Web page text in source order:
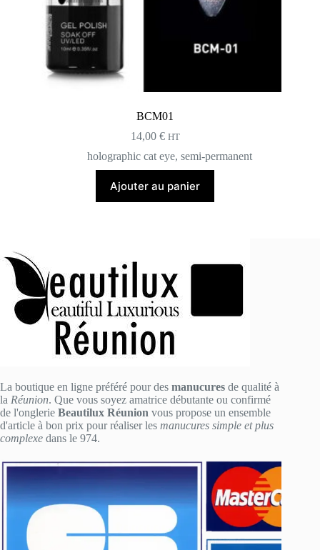
BCM01
14,00 € HT
holographic cat eye, semi-permanent
Ajouter au panier
La boutique en ligne préféré pour des manucures de qualité à
la Réunion. Que vous soyez amatrice débutante ou confirmé
de l'onglerie Beautilux Réunion vous propose un ensemble
d'article à bon prix pour réaliser les manucures simple et plus
complexe dans le 974.